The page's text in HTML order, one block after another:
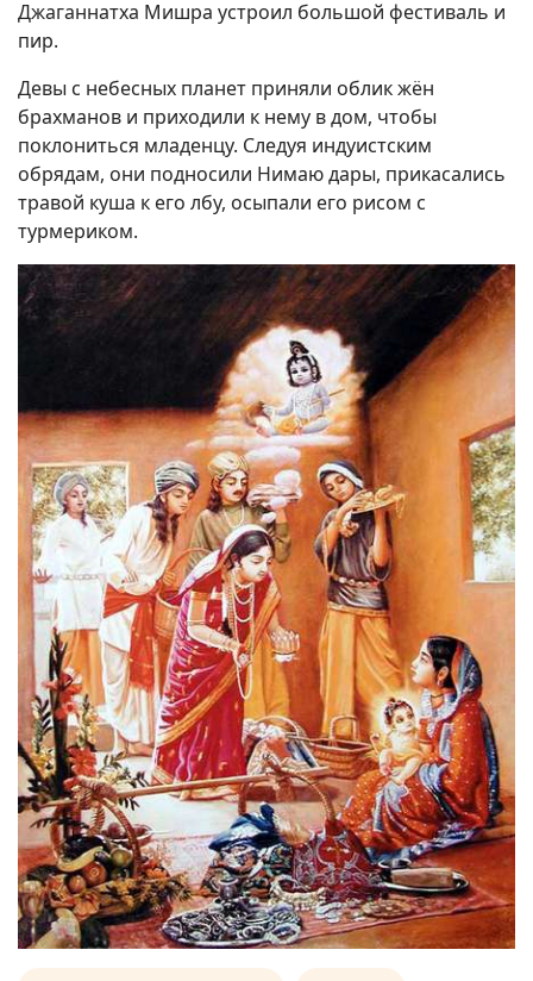
Джаганнатха Мишра устроил большой фестиваль и
пир.
Девы с небесных планет приняли облик жён
брахманов и приходили к нему в дом, чтобы
поклониться младенцу. Следуя индуистским
обрядам, они подносили Нимаю дары, прикасались
травой куша к его лбу, осыпали его рисом с
турмериком.